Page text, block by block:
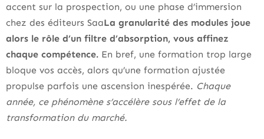
accent sur la prospection, ou une phase d’immersion
chez des éditeurs SaaLa granularité des modules joue
alors le rôle d’un filtre d’absorption, vous affinez
chaque compétence. En bref, une formation trop large
bloque vos accès, alors qu’une formation ajustée
propulse parfois une ascension inespérée. Chaque
année, ce phénomène s’accélère sous l’effet de la
transformation du marché.